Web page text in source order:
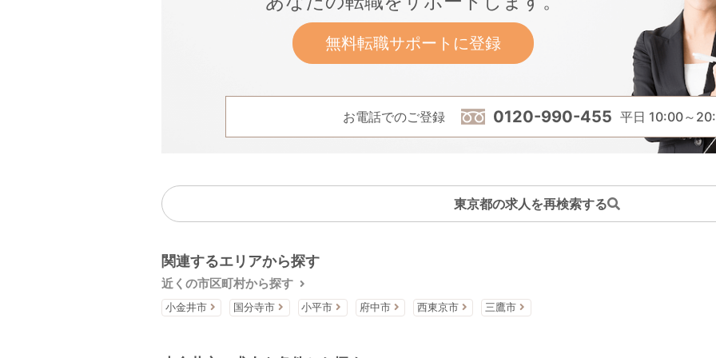
無料転職サポートに登録
お電話でのご登録 0120-990-455 平日 10:00～
東京都の求人を再検索する
関連するエリアから探す
近くの市区町村から探す
小金井市 国分寺市 小平市 府中市 西東京市 三鷹市